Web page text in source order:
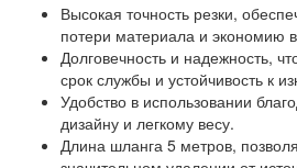
Высокая точность резки,
потери материала и экономию
Долговечность и надежность,
срок службы и устойчивость к
Удобство в использовании
дизайну и легкому весу.
Длина шланга 5 метров,